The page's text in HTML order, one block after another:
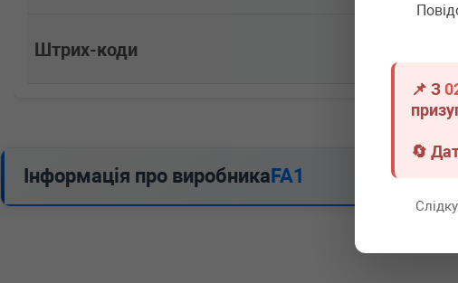
📌 З
🔄
Штрих-коди
Інформація про виробникаFA1